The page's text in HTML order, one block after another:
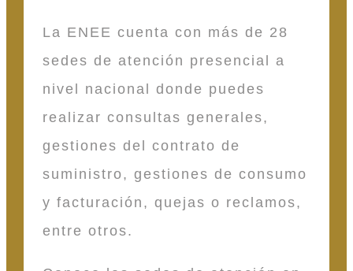
La ENEE cuenta con más de 28
sedes de atención presencial a
nivel nacional donde puedes
realizar consultas generales,
gestiones del contrato de
suministro, gestiones de consumo
y facturación, quejas o reclamos,
entre otros.